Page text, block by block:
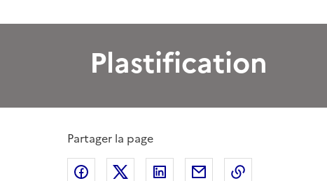
Plastification
Partager la page
Partager sur Facebook
Partager sur XPartager sur LinkedIn
Partager par email